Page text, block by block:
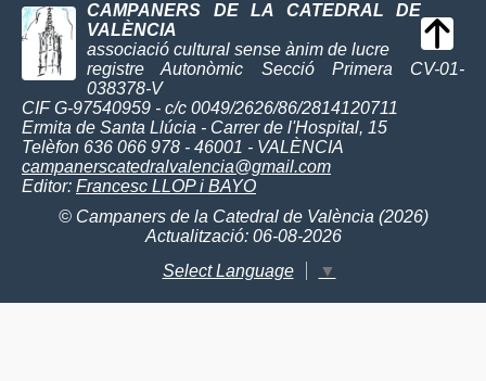
CAMPANERS DE LA CATEDRAL DE
VALÈNCIA
associació cultural sense ànim de lucre
registre Autonòmic Secció Primera CV-01-
038378-V
CIF G-97540959 - c/c 0049/2626/86/2814120711
Ermita de Santa Llúcia - Carrer de l'Hospital, 15
Telèfon 636 066 978 - 46001 - VALÈNCIA
campanerscatedralvalencia@gmail.com
Editor: Francesc LLOP i BAYO
© Campaners de la Catedral de València (2026)
Actualització: 06-08-2026
Select Language
▼